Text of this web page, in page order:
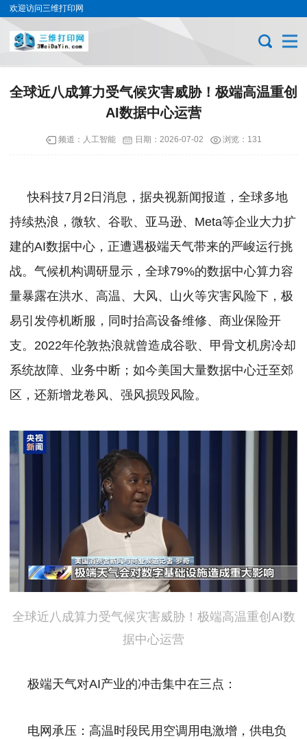
欢迎访问三维打印网
全球近八成算力受气候灾害威胁！极端高温重创
AI数据中心运营
频道： 人工智能 日期： 2026-07-02 浏览：131
快科技7月2日消息，据央视新闻报道，全球多地
持续热浪，微软、谷歌、亚马逊、Meta等企业大力扩
建的AI数据中心，正遭遇极端天气带来的严峻运行挑
战。 气候机构调研显示，全球79%的数据中心算力容
量暴露在洪水、高温、大风、山火等灾害风险下，极
易引发停机断服，同时抬高设备维修、商业保险开
支。 2022年伦敦热浪就曾造成谷歌、甲骨文机房冷却
系统故障、业务中断；如今美国大量数据中心迁至郊
区，还新增龙卷风、强风损毁风险。
全球近八成算力受气候灾害威胁！极端高温重创AI数
据中心运营
极端天气对AI产业的冲击集中在三点：
电网承压：高温时段民用空调用电激增，供电负